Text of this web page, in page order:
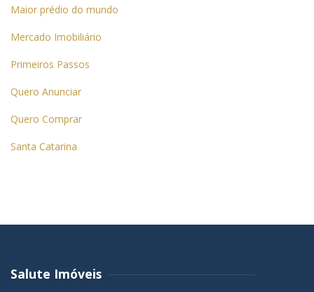
Maior prédio do mundo
Mercado Imobiliário
Primeiros Passos
Quero Anunciar
Quero Comprar
Santa Catarina
Salute Imóveis